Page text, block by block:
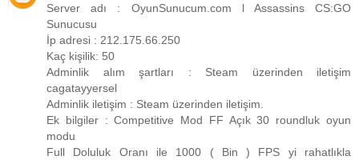
Server adı : OyunSunucum.com l Assassins CS:GO
Sunucusu
İp adresi : 212.175.66.250
Kaç kişilik: 50
Adminlik alım şartları : Steam üzerinden iletişim
cagatayyersel
Adminlik iletişim : Steam üzerinden iletişim.
Ek bilgiler : Competitive Mod FF Açık 30 roundluk oyun
modu
Full Doluluk Oranı ile 1000 ( Bin ) FPS yi rahatlıkla